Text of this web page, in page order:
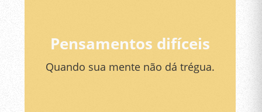
Pensamentos difíceis
Quando sua mente não dá trégua.